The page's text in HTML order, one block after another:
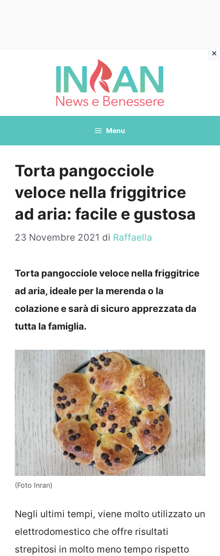
Menu
Torta pangocciole
veloce nella friggitrice
ad aria: facile e gustosa
23 Novembre 2021 di Raffaella
Torta pangocciole veloce nella friggitrice
ad aria, ideale per la merenda o la
colazione e sarà di sicuro apprezzata da
tutta la famiglia.
(Foto Inran)
Negli ultimi tempi, viene molto utilizzato un
elettrodomestico che offre risultati
strepitosi in molto meno tempo rispetto